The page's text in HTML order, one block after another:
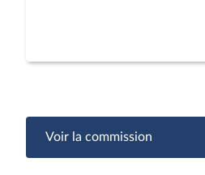
Voir la commission